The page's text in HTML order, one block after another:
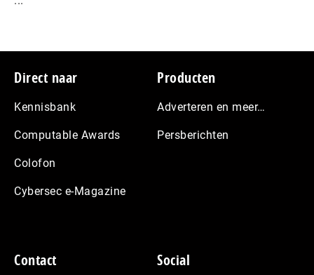
Footer
Direct naar
Kennisbank
Computable Awards
Colofon
Cybersec e-Magazine
Producten
Adverteren en meer…
Persberichten
Contact Social